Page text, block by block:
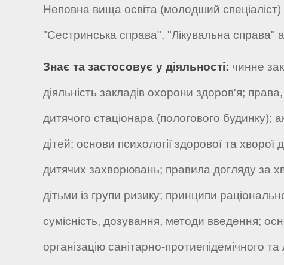
Неповна вища освіта (молодший
"Сестринська справа", "Лікувальна справа"
Знає та застосовує у діяльності: чинне
діяльність закладів охорони здоров'я;
дитячого стаціонара (пологового будинку);
дітей; основи психології здорової та
дитячих захворювань; правила догляду за
дітьми із групи ризику; принципи
сумісність, дозування, методи введення;
організацію санітарно-протиепідемічного